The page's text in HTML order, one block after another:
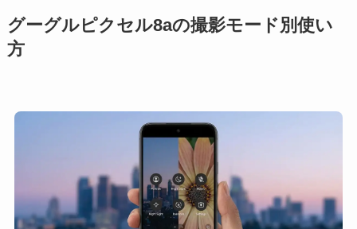
グーグルピクセル8aの撮影モード別使い
方